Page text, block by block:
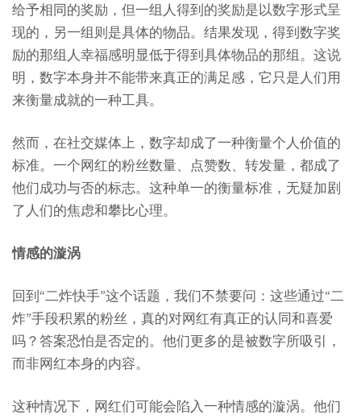
给予相同的奖励，但一组人得到的奖励是以数字形式呈
现的，另一组则是具体的物品。结果发现，得到数字奖
励的那组人幸福感明显低于得到具体物品的那组。这说
明，数字本身并不能带来真正的满足感，它只是人们用
来衡量成就的一种工具。
然而，在社交媒体上，数字却成了一种衡量个人价值的
标准。一个网红的粉丝数量、点赞数、转发量，都成了
他们成功与否的标志。这种单一的衡量标准，无疑加剧
了人们的焦虑和攀比心理。
情感的漩涡
回到“二炸快手”这个话题，我们不禁要问：这些通过“二
炸”手段积累的粉丝，真的对网红有真正的认同和喜爱
吗？答案恐怕是否定的。他们更多的是被数字所吸引，
而非网红本身的内容。
这种情况下，网红们可能会陷入一种情感的漩涡。他们